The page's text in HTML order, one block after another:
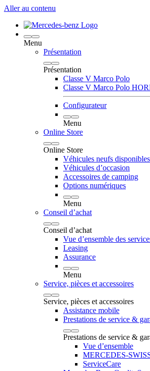
Aller au contenu
Menu
Présentation
Présentation
Classe V Marco Polo
Classe V Marco Polo
Configurateur
Menu
Online Store
Online Store
Véhicules neufs disponibles
Véhicules d’occasion
Accessoires de camping
Options numériques
Menu
Conseil d’achat
Conseil d’achat
Vue d’ensemble des
Leasing
Assurance
Menu
Service, pièces et accessoires
Service, pièces et accessoires
Assistance mobile
Prestations de service &
Prestations de service &
Vue d’ensemble
MERCEDES-
ServiceCare